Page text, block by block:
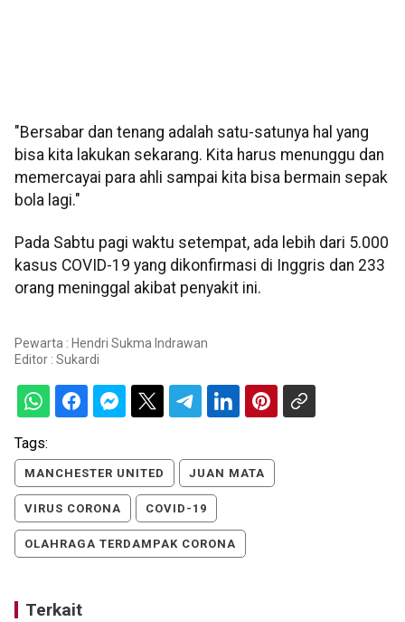
"Bersabar dan tenang adalah satu-satunya hal yang
bisa kita lakukan sekarang. Kita harus menunggu dan
memercayai para ahli sampai kita bisa bermain sepak
bola lagi."
Pada Sabtu pagi waktu setempat, ada lebih dari 5.000
kasus COVID-19 yang dikonfirmasi di Inggris dan 233
orang meninggal akibat penyakit ini.
Pewarta : Hendri Sukma Indrawan
Editor : Sukardi
Tags:
MANCHESTER UNITED JUAN MATA
VIRUS CORONA COVID-19
OLAHRAGA TERDAMPAK CORONA
Terkait